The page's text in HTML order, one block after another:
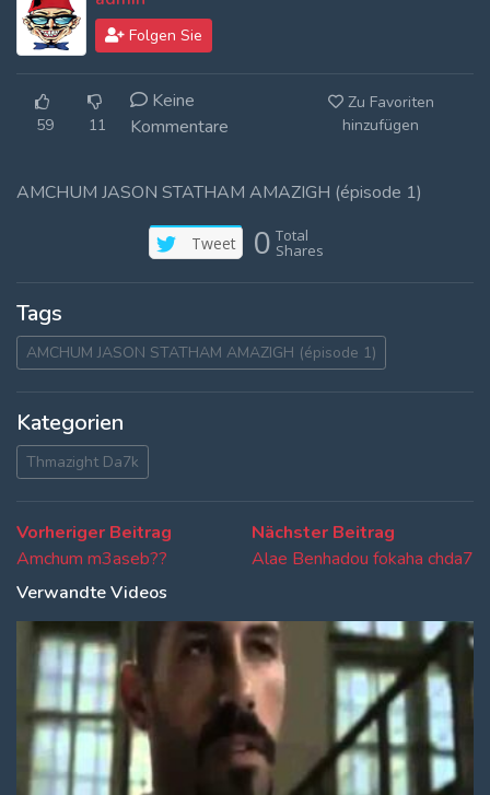
Log In
Folgen Sie
59 11
Keine
Kommentare
Zu Favoriten
hinzufügen
AMCHUM JASON STATHAM AMAZIGH (épisode 1)
Tweet 0 Total
Shares
Tags
AMCHUM JASON STATHAM AMAZIGH (épisode 1)
Kategorien
Thmazight Da7k
Beitragsnavigation
Vorheriger Beitrag
Amchum m3aseb??
Nächster Beitrag
Beitrag:
Alae Benhadou fokaha chda7
Verwandte Videos